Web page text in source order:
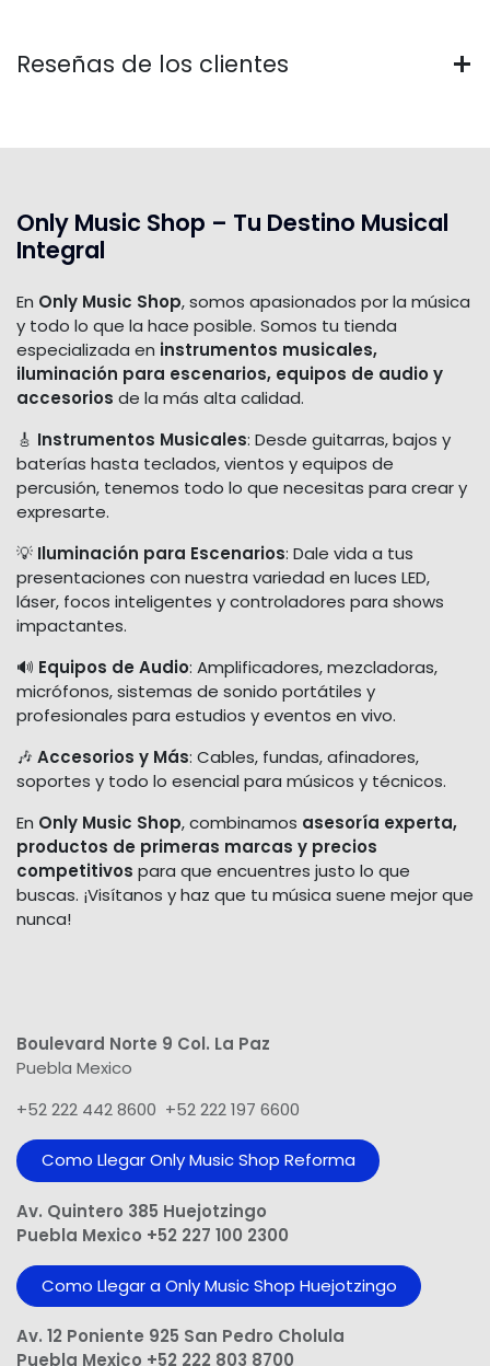
Reseñas de los clientes
Only Music Shop – Tu Destino Musical
Integral
En Only Music Shop, somos apasionados por la música
y todo lo que la hace posible. Somos tu tienda
especializada en instrumentos musicales,
iluminación para escenarios, equipos de audio y
accesorios de la más alta calidad.
🎸 Instrumentos Musicales: Desde guitarras, bajos y
baterías hasta teclados, vientos y equipos de
percusión, tenemos todo lo que necesitas para crear y
expresarte.
💡 Iluminación para Escenarios: Dale vida a tus
presentaciones con nuestra variedad en luces LED,
láser, focos inteligentes y controladores para shows
impactantes.
🔊 Equipos de Audio: Amplificadores, mezcladoras,
micrófonos, sistemas de sonido portátiles y
profesionales para estudios y eventos en vivo.
🎶 Accesorios y Más: Cables, fundas, afinadores,
soportes y todo lo esencial para músicos y técnicos.
En Only Music Shop, combinamos asesoría experta,
productos de primeras marcas y precios
competitivos para que encuentres justo lo que
buscas. ¡Visítanos y haz que tu música suene mejor que
nunca!
Boulevard Norte 9 Col. La Paz
Puebla Mexico
+52 222 442 8600 +52 222 197 6600
Como Llegar Only Music Shop​ Reforma
Av. Quintero 385 Huejotzingo
Puebla Mexico +52 227 100 2300
Como Llegar a Only Music Shop Huejotzingo
Av. 12 Poniente 925 San Pedro Cholula
Puebla Mexico +52 222 803 8700